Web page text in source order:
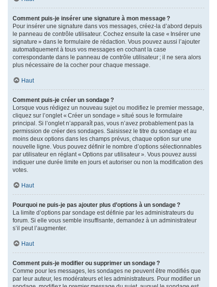
Comment puis-je insérer une signature à mon message ?
Pour insérer une signature dans vos messages, créez-la d’abord depuis
le panneau de contrôle utilisateur. Cochez ensuite la case « Insérer une
signature » dans le formulaire de rédaction. Vous pouvez aussi l’ajouter
automatiquement à tous vos messages en cochant la case
correspondante dans le panneau de contrôle utilisateur ; il ne sera alors
plus nécessaire de la cocher pour chaque message.
Haut
Comment puis-je créer un sondage ?
Lorsque vous rédigez un nouveau sujet ou modifiez le premier message,
cliquez sur l’onglet « Créer un sondage » situé sous le formulaire
principal. Si l’onglet n’apparaît pas, vous n’avez probablement pas la
permission de créer des sondages. Saisissez le titre du sondage et au
moins deux options dans les champs prévus, chaque option sur une
nouvelle ligne. Vous pouvez définir le nombre d’options sélectionnables
par utilisateur en réglant « Options par utilisateur ». Vous pouvez aussi
indiquer une durée limite en jours et autoriser ou non la modification des
votes.
Haut
Pourquoi ne puis-je pas ajouter plus d’options à un sondage ?
La limite d’options par sondage est définie par les administrateurs du
forum. Si elle vous semble insuffisante, demandez à un administrateur
s’il peut l’augmenter.
Haut
Comment puis-je modifier ou supprimer un sondage ?
Comme pour les messages, les sondages ne peuvent être modifiés que
par leur auteur, les modérateurs et les administrateurs. Pour modifier un